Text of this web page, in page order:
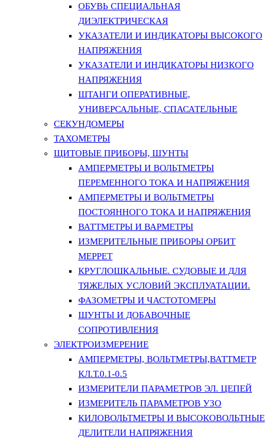
ОБУВЬ СПЕЦИАЛЬНАЯ
ДИЭЛЕКТРИЧЕСКАЯ
УКАЗАТЕЛИ И ИНДИКАТОРЫ ВЫСОКОГО
НАПРЯЖЕНИЯ
УКАЗАТЕЛИ И ИНДИКАТОРЫ НИЗКОГО
НАПРЯЖЕНИЯ
ШТАНГИ ОПЕРАТИВНЫЕ,
УНИВЕРСАЛЬНЫЕ, СПАСАТЕЛЬНЫЕ
СЕКУНДОМЕРЫ
ТАХОМЕТРЫ
ЩИТОВЫЕ ПРИБОРЫ, ШУНТЫ
АМПЕРМЕТРЫ И ВОЛЬТМЕТРЫ
ПЕРЕМЕННОГО ТОКА И НАПРЯЖЕНИЯ
АМПЕРМЕТРЫ И ВОЛЬТМЕТРЫ
ПОСТОЯННОГО ТОКА И НАПРЯЖЕНИЯ
ВАТТМЕТРЫ И ВАРМЕТРЫ
ИЗМЕРИТЕЛЬНЫЕ ПРИБОРЫ ОРБИТ
МЕРРЕТ
КРУГЛОШКАЛЬНЫЕ. СУДОВЫЕ И ДЛЯ
ТЯЖЕЛЫХ УСЛОВИЙ ЭКСПЛУАТАЦИИ.
ФАЗОМЕТРЫ И ЧАСТОТОМЕРЫ
ШУНТЫ И ДОБАВОЧНЫЕ
СОПРОТИВЛЕНИЯ
ЭЛЕКТРОИЗМЕРЕНИЕ
АМПЕРМЕТРЫ, ВОЛЬТМЕТРЫ,ВАТТМЕТР
КЛ.Т.0.1-0.5
ИЗМЕРИТЕЛИ ПАРАМЕТРОВ ЭЛ. ЦЕПЕЙ
ИЗМЕРИТЕЛЬ ПАРАМЕТРОВ УЗО
КИЛОВОЛЬТМЕТРЫ И ВЫСОКОВОЛЬТНЫЕ
ДЕЛИТЕЛИ НАПРЯЖЕНИЯ